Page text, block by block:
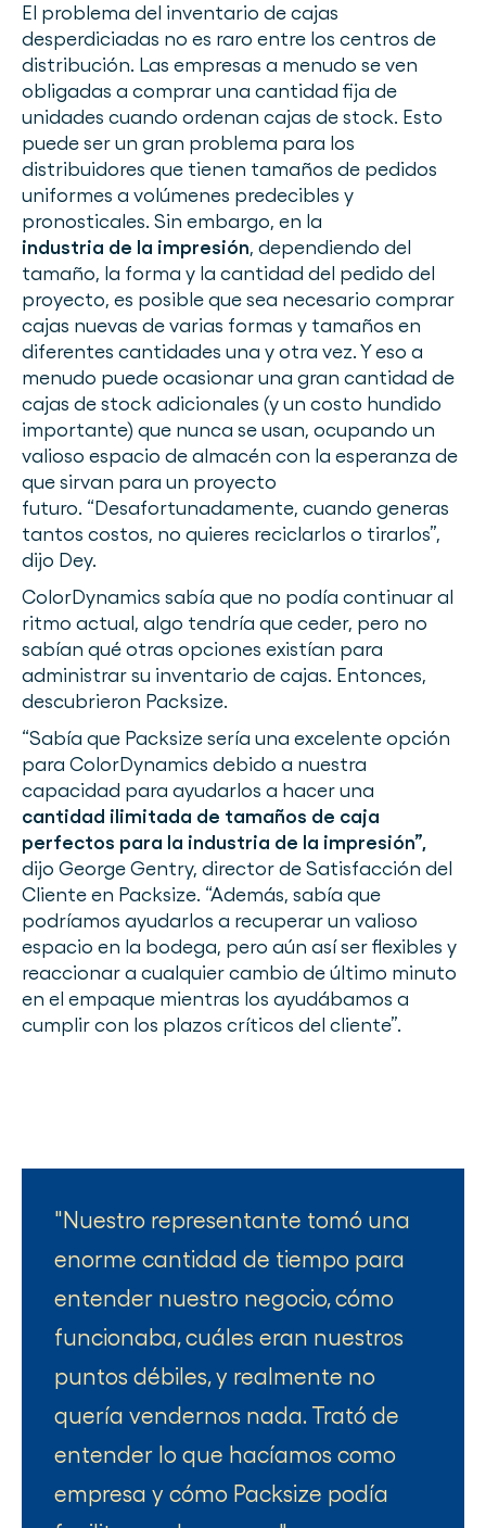
El problema del inventario de cajas
desperdiciadas no es raro entre los centros de
distribución. Las empresas a menudo se ven
obligadas a comprar una cantidad fija de
unidades cuando ordenan cajas de stock. Esto
puede ser un gran problema para los
distribuidores que tienen tamaños de pedidos
uniformes a volúmenes predecibles y
pronosticales. Sin embargo, en la
industria de la impresión, dependiendo del
tamaño, la forma y la cantidad del pedido del
proyecto, es posible que sea necesario comprar
cajas nuevas de varias formas y tamaños en
diferentes cantidades una y otra vez. Y eso a
menudo puede ocasionar una gran cantidad de
cajas de stock adicionales (y un costo hundido
importante) que nunca se usan, ocupando un
valioso espacio de almacén con la esperanza de
que sirvan para un proyecto
futuro. “Desafortunadamente, cuando generas
tantos costos, no quieres reciclarlos o tirarlos”,
dijo Dey.
ColorDynamics sabía que no podía continuar al
ritmo actual, algo tendría que ceder, pero no
sabían qué otras opciones existían para
administrar su inventario de cajas. Entonces,
descubrieron Packsize.
“Sabía que Packsize sería una excelente opción
para ColorDynamics debido a nuestra
capacidad para ayudarlos a hacer una
cantidad ilimitada de tamaños de caja
perfectos para la industria de la impresión”,
dijo George Gentry, director de Satisfacción del
Cliente en Packsize. “Además, sabía que
podríamos ayudarlos a recuperar un valioso
espacio en la bodega, pero aún así ser flexibles y
reaccionar a cualquier cambio de último minuto
en el empaque mientras los ayudábamos a
cumplir con los plazos críticos del cliente”.
Nuestro representante tomó una
enorme cantidad de tiempo para
entender nuestro negocio, cómo
funcionaba, cuáles eran nuestros
puntos débiles, y realmente no
quería vendernos nada. Trató de
entender lo que hacíamos como
empresa y cómo Packsize podía